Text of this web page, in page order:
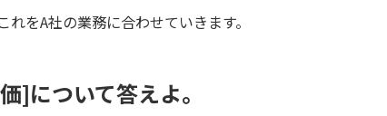
をA社の業務に合わせていきます。
]について答えよ。